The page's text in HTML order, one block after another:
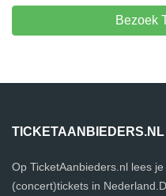
Bezoek
TICKETAANBIEDERS.NL
Op TicketAanbieders.nl lees
(concert)tickets in